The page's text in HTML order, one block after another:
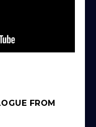
FROM